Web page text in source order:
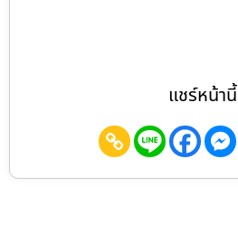
แชร์หน้านี้